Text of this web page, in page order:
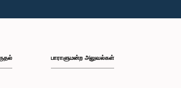
பாராளுமன்ற அலுவல்கள்